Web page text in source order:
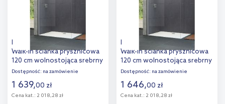
Hüppe Design Pure 4-kąt
Walk-In ścianka prysznicowa
120 cm wolnostojąca srebrny
mat/szkło przezroczyste
Dostępność: na zamówienie
1 639,00 zł
Cena kat.: 2 018,28 zł
Hüppe Design Pure 4-kąt
Walk-In ścianka prysznicowa
120 cm wolnostojąca srebrny
połysk/szkło przezroczyste
Dostępność: na zamówienie
1 646,00 zł
Cena kat.: 2 018,28 zł